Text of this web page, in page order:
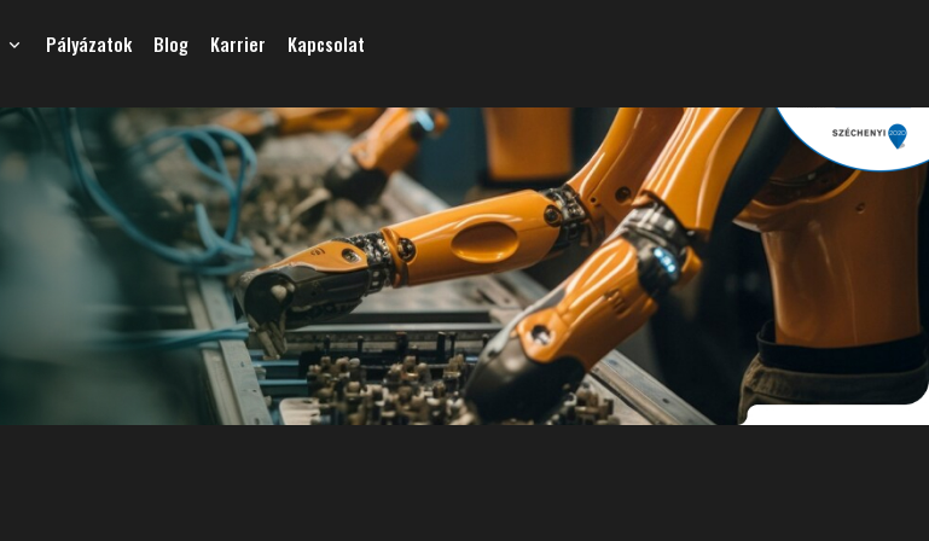
Pályázatok Blog Karrier Kapcsolat